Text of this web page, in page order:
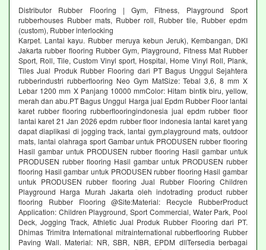
Distributor Rubber Flooring | Gym, Fitness, Playground Sport
rubberhouses Rubber mats, Rubber roll, Rubber tile, Rubber epdm
(custom), Rubber interlocking
Karpet. Lantai kayu. Rubber meruya kebun Jeruk), Kembangan, DKI
Jakarta rubber flooring Rubber Gym, Playground, Fitness Mat Rubber
Sport, Roll, Tile, Custom Vinyl sport, Hospital, Home Vinyl Roll, Plank,
Tiles Jual Produk Rubber Flooring dari PT Bagus Unggul Sejahtera
rubberindustri rubberflooring Neo Gym MatSize: Tebal 3,6, 8 mm X
Lebar 1200 mm X Panjang 10000 mmColor: Hitam bintik biru, yellow,
merah dan abu.PT Bagus Unggul Harga jual Epdm Rubber Floor lantai
karet rubber flooring rubberflooringindonesia jual epdm rubber floor
lantai karet 21 Jan 2026 epdm rubber floor indonesia lantai karet yang
dapat diaplikasi di jogging track, lantai gym,playground mats, outdoor
mats, lantai olahraga sport Gambar untuk PRODUSEN rubber flooring
Hasil gambar untuk PRODUSEN rubber flooring Hasil gambar untuk
PRODUSEN rubber flooring Hasil gambar untuk PRODUSEN rubber
flooring Hasil gambar untuk PRODUSEN rubber flooring Hasil gambar
untuk PRODUSEN rubber flooring Jual Rubber Flooring Children
Playground Harga Murah Jakarta oleh indotrading product rubber
flooring Rubber Flooring @Site:Material: Recycle RubberProduct
Application: Children Playground, Sport Commercial, Water Park, Pool
Deck, Jogging Track, Athletic Jual Produk Rubber Flooring dari PT.
Dhimas Trimitra International mitrainternational rubberflooring Rubber
Paving Wall. Material: NR, SBR, NBR, EPDM dllTersedia berbagai